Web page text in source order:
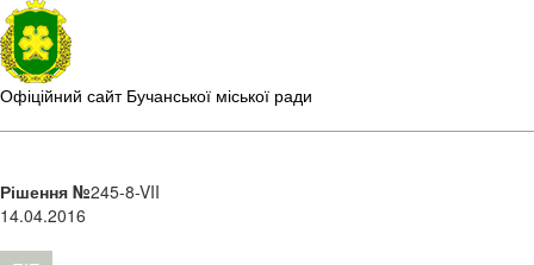
Офіційний сайт Бучанської міської ради
Рішення №245-8-VII
14.04.2016